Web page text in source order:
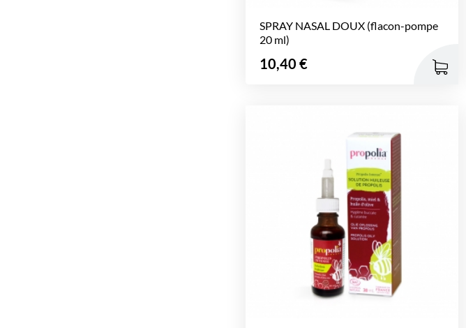
SPRAY NASAL DOUX (flacon-pompe
20 ml)
Prix
10,40 €